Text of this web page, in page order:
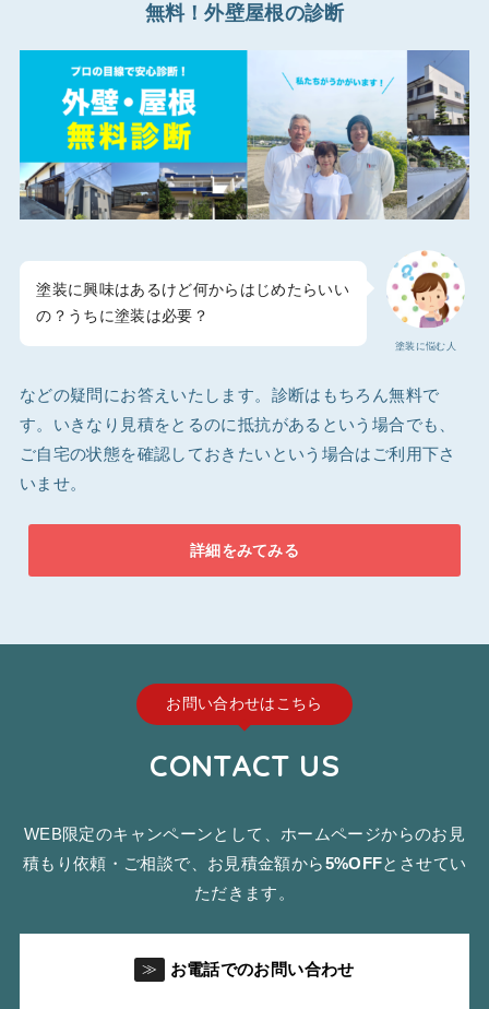
無料！外壁屋根の診断
塗装に悩む人
塗装に興味はあるけど何からはじめたらいい
の？うちに塗装は必要？
などの疑問にお答えいたします。診断はもちろん無料で
す。いきなり見積をとるのに抵抗があるという場合でも、
ご自宅の状態を確認しておきたいという場合はご利用下さ
いませ。
詳細をみてみる
お問い合わせはこちら
CONTACT US
WEB限定のキャンペーンとして、ホームページからのお見
積もり依頼・ご相談で、お見積金額から5%OFFとさせてい
ただきます。
≫ お電話でのお問い合わせ